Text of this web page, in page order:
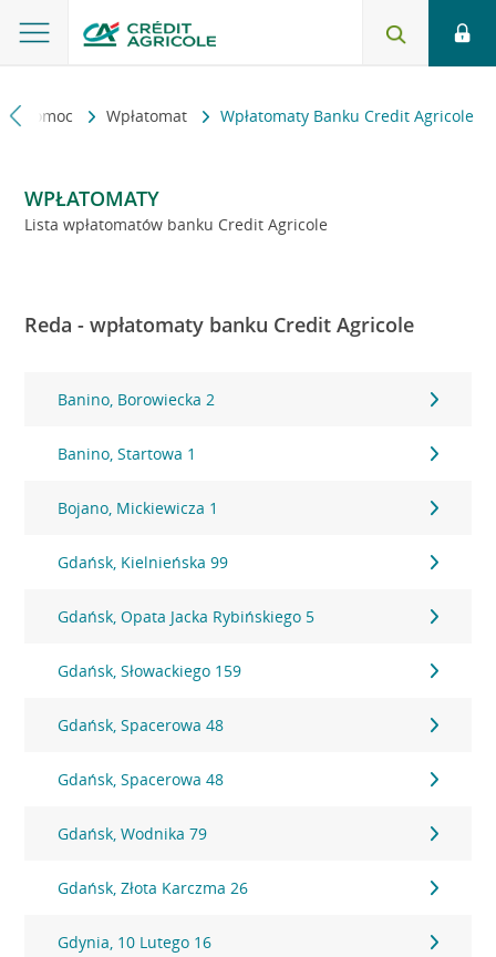
i pomoc Wpłatomat Wpłatomaty Banku Credit Agricole
WPŁATOMATY
Lista wpłatomatów banku Credit Agricole
Reda - wpłatomaty banku Credit Agricole
Banino, Borowiecka 2
Banino, Startowa 1
Bojano, Mickiewicza 1
Gdańsk, Kielnieńska 99
Gdańsk, Opata Jacka Rybińskiego 5
Gdańsk, Słowackiego 159
Gdańsk, Spacerowa 48
Gdańsk, Spacerowa 48
Gdańsk, Wodnika 79
Gdańsk, Złota Karczma 26
Gdynia, 10 Lutego 16